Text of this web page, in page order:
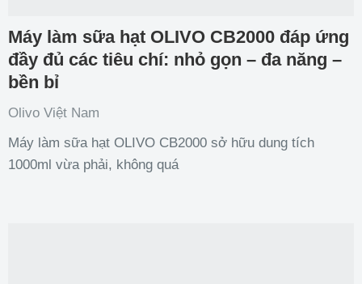
Máy làm sữa hạt OLIVO CB2000 đáp ứng
đầy đủ các tiêu chí: nhỏ gọn – đa năng –
bền bỉ
Olivo Việt Nam
Máy làm sữa hạt OLIVO CB2000 sở hữu dung tích
1000ml vừa phải, không quá